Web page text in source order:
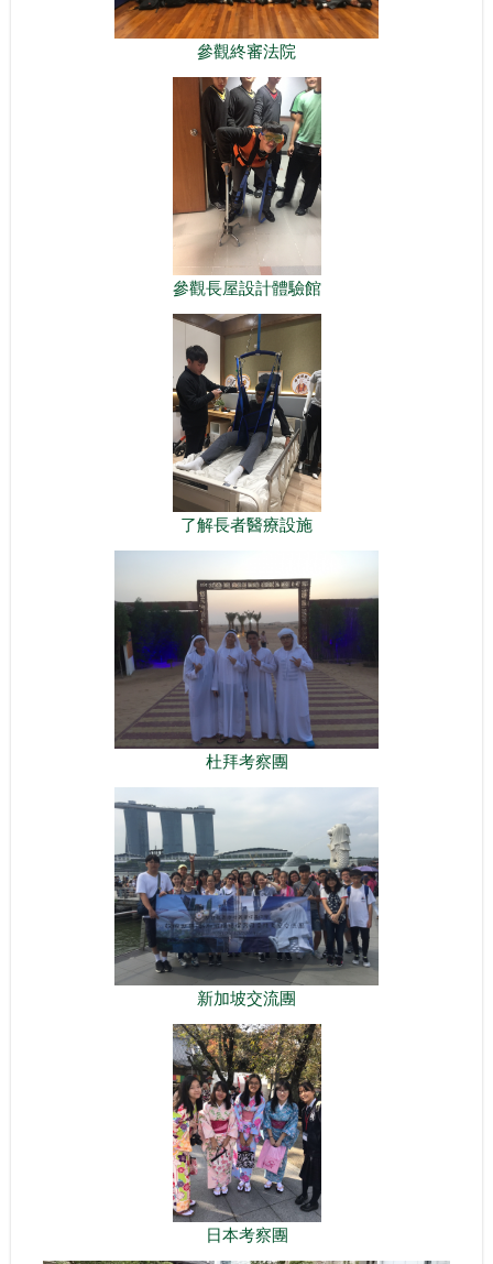
參觀終審法院
參觀長屋設計體驗館
了解長者醫療設施
杜拜考察團
新加坡交流團
日本考察團